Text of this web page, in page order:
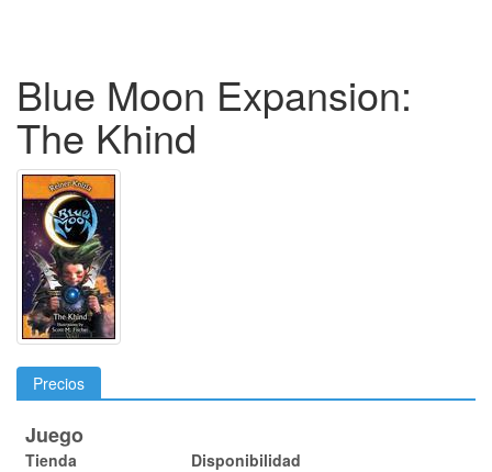
Blue Moon Expansion:
The Khind
Precios
Juego
Tienda Disponibilidad